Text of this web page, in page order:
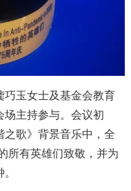
巧玉女士及基金会教育
场主持参与。会议初
歌》背景音乐中，全
所有英雄们致敬，并为